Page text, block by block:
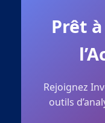
Prêt
Rejoignez
outils